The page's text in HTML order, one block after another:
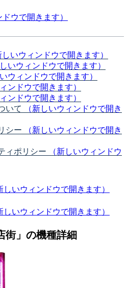
ドウで開きます）
しいウィンドウで開きます）
しいウィンドウで開きます）
いウィンドウで開きます）
ンドウで開きます）
ンドウで開きます）
いて
（新しいウィンドウで開き
シー
（新しいウィンドウで開き
ィポリシー
（新しいウィンドウ
しいウィンドウで開きます）
しいウィンドウで開きます）
街」の機種詳細